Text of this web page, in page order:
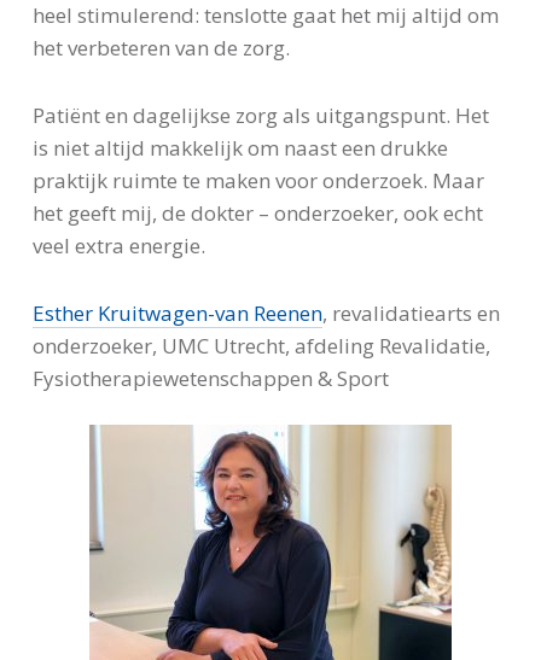
heel stimulerend: tenslotte gaat het mij altijd om
het verbeteren van de zorg.
Patiënt en dagelijkse zorg als uitgangspunt. Het
is niet altijd makkelijk om naast een drukke
praktijk ruimte te maken voor onderzoek. Maar
het geeft mij, de dokter – onderzoeker, ook echt
veel extra energie.
Esther Kruitwagen-van Reenen, revalidatiearts en
onderzoeker, UMC Utrecht, afdeling Revalidatie,
Fysiotherapiewetenschappen & Sport